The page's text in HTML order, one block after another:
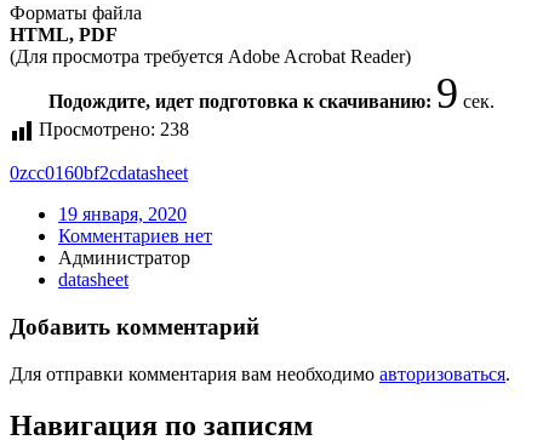
Форматы файла
HTML, PDF
(Для просмотра требуется Adobe Acrobat Reader)
Подождите, идет подготовка к скачиванию: 9 сек.
Просмотрено: 238
0zcc0160bf2cdatasheet
19 января, 2020
Комментариев нет
Администратор
datasheet
Добавить комментарий
Для отправки комментария вам необходимо авторизоваться.
Навигация по записям